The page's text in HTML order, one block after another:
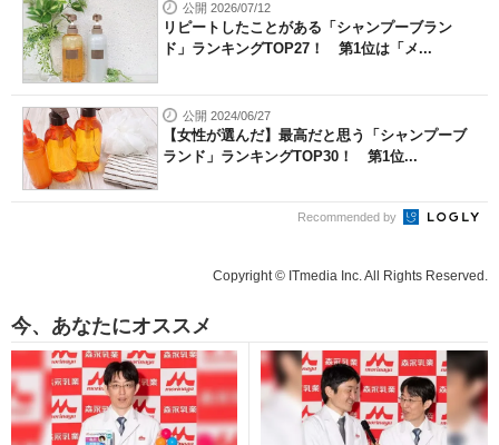
公開 2026/07/12
リピートしたことがある「シャンプーブラン
ド」ランキングTOP27！ 第1位は「メ...
公開 2024/06/27
【女性が選んだ】最高だと思う「シャンプーブ
ランド」ランキングTOP30！ 第1位...
Recommended by
Copyright © ITmedia Inc. All Rights Reserved.
今、あなたにオススメ